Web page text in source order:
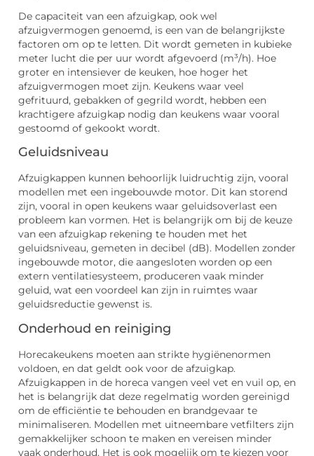
De capaciteit van een afzuigkap, ook wel
afzuigvermogen genoemd, is een van de belangrijkste
factoren om op te letten. Dit wordt gemeten in kubieke
meter lucht die per uur wordt afgevoerd (m³/h). Hoe
groter en intensiever de keuken, hoe hoger het
afzuigvermogen moet zijn. Keukens waar veel
gefrituurd, gebakken of gegrild wordt, hebben een
krachtigere afzuigkap nodig dan keukens waar vooral
gestoomd of gekookt wordt.
Geluidsniveau
Afzuigkappen kunnen behoorlijk luidruchtig zijn, vooral
modellen met een ingebouwde motor. Dit kan storend
zijn, vooral in open keukens waar geluidsoverlast een
probleem kan vormen. Het is belangrijk om bij de keuze
van een afzuigkap rekening te houden met het
geluidsniveau, gemeten in decibel (dB). Modellen zonder
ingebouwde motor, die aangesloten worden op een
extern ventilatiesysteem, produceren vaak minder
geluid, wat een voordeel kan zijn in ruimtes waar
geluidsreductie gewenst is.
Onderhoud en reiniging
Horecakeukens moeten aan strikte hygiënenormen
voldoen, en dat geldt ook voor de afzuigkap.
Afzuigkappen in de horeca vangen veel vet en vuil op, en
het is belangrijk dat deze regelmatig worden gereinigd
om de efficiëntie te behouden en brandgevaar te
minimaliseren. Modellen met uitneembare vetfilters zijn
gemakkelijker schoon te maken en vereisen minder
vaak onderhoud. Het is ook mogelijk om te kiezen voor